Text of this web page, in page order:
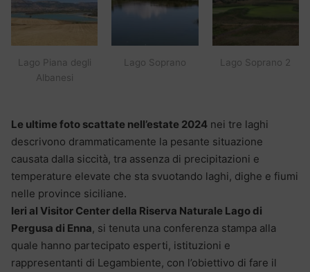
Lago Piana degli
Albanesi
Lago Soprano Lago Soprano 2
Le ultime foto scattate nell’estate 2024 nei tre laghi
descrivono drammaticamente la pesante situazione
causata dalla siccità, tra assenza di precipitazioni e
temperature elevate che sta svuotando laghi, dighe e fiumi
nelle province siciliane.
Ieri al Visitor Center della Riserva Naturale Lago di
Pergusa di Enna, si tenuta una conferenza stampa alla
quale hanno partecipato esperti, istituzioni e
rappresentanti di Legambiente, con l’obiettivo di fare il